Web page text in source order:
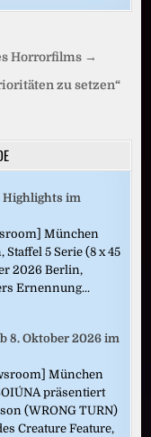
Horrorfilms →
zu setzen“
Highlights im
München
5 Serie (8 x 45
2026 Berlin,
Ernennung...
8. Oktober 2026 im
München
präsentiert
(WRONG TURN)
Creature Feature,